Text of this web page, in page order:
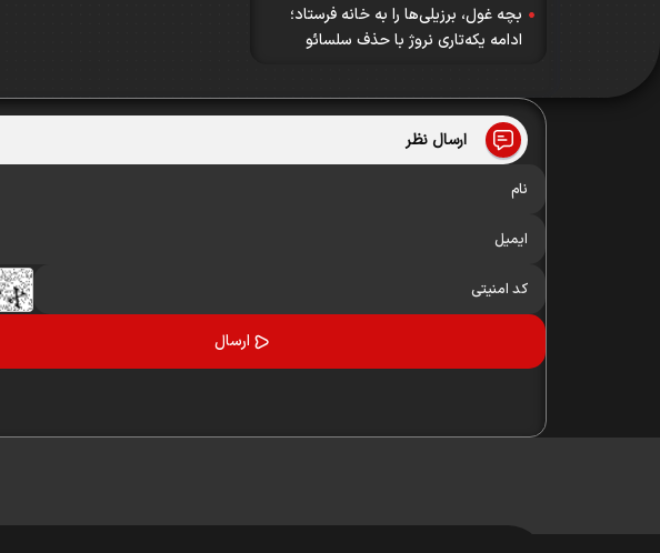
بچه غول، برزیلی‌ها را به خانه فرستاد؛
ادامه یکه‌تاری نروژ با حذف سلسائو
ارسال نظر